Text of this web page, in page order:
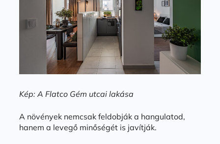
Kép: A Flatco Gém utcai lakása
A növények nemcsak feldobják a hangulatod,
hanem a levegő minőségét is javítják.